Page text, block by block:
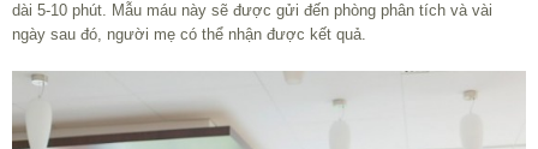
dài 5-10 phút. Mẫu máu này sẽ được gửi đến phòng phân tích và vài
ngày sau đó, người mẹ có thể nhận được kết quả.